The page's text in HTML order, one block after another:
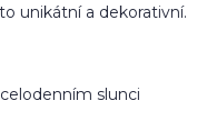
unikátní a dekorativní.
slunci